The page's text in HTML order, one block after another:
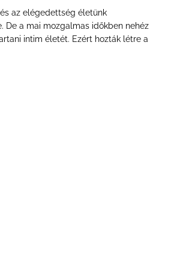
az elégedettség életünk
De a mai mozgalmas időkben nehéz
intim életét. Ezért hozták létre a